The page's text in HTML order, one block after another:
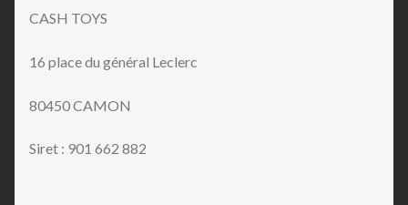
CASH TOYS
16 place du général Leclerc
80450 CAMON
Siret : 901 662 882